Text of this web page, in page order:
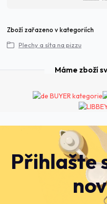
Zboží zařazeno v kategoriích
Plechy a síta na pizzu
Přihlašte
Máme zboží